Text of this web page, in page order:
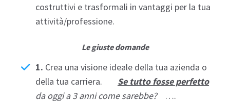
costruttivi e trasformali in vantaggi per la tua
attività/professione.
Le giuste domande
1. Crea una visione ideale della tua azienda o
della tua carriera. Se tutto fosse perfetto
da oggi a 3 anni come sarebbe?….